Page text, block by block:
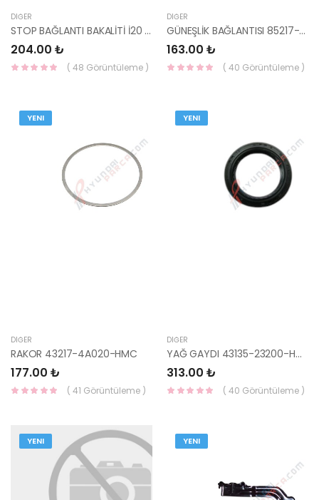
DIĞER
STOP BAĞLANTI BAKALİTİ İ20 2014- SAĞ 0103-YS
204.00 ₺
( 48 Görüntüleme )
DIĞER
GÜNEŞLİK BAĞLANTISI 85217-43000-HMC
163.00 ₺
( 40 Görüntüleme )
YENI
DIĞER
RAKOR 43217-4A020-HMC
177.00 ₺
( 41 Görüntüleme )
YENI
DIĞER
YAĞ GAYDI 43135-23200-HMC
313.00 ₺
( 40 Görüntüleme )
YENI YENI